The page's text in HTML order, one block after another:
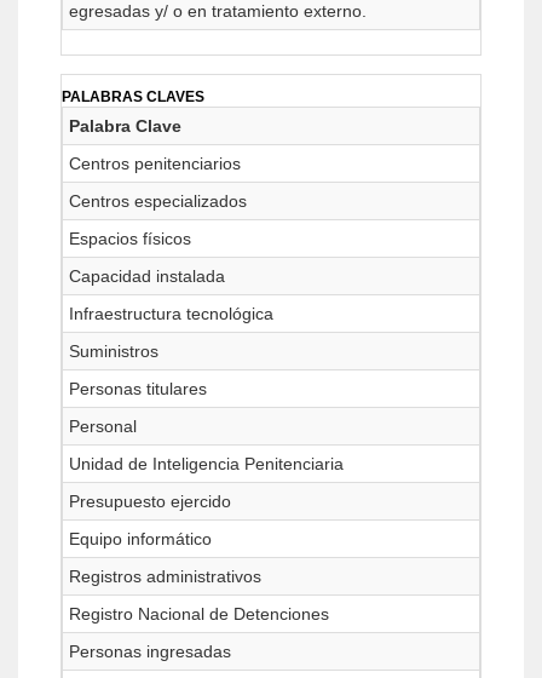
egresadas y/ o en tratamiento externo.
PALABRAS CLAVES
Palabra Clave
Centros penitenciarios
Centros especializados
Espacios físicos
Capacidad instalada
Infraestructura tecnológica
Suministros
Personas titulares
Personal
Unidad de Inteligencia Penitenciaria
Presupuesto ejercido
Equipo informático
Registros administrativos
Registro Nacional de Detenciones
Personas ingresadas